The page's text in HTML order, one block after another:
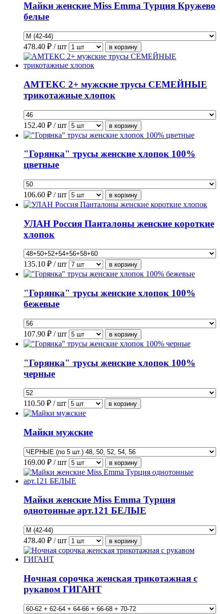
Майки женские Miss Emma Турция Кружево
белые
478.40 ₽ / шт
АМТЕКС 2+ мужские трусы СЕМЕЙНЫЕ
трикотажные хлопок
152.40 ₽ / шт
"Горянка" трусы женские хлопок 100%
цветные
106.60 ₽ / шт
УЛАН Россия Панталоны женские короткие
хлопок
135.10 ₽ / шт
"Горянка" трусы женские хлопок 100%
бежевые
107.90 ₽ / шт
"Горянка" трусы женские хлопок 100%
черные
110.50 ₽ / шт
Майки мужские
169.00 ₽ / шт
Майки женские Miss Emma Турция
однотонные арт.121 БЕЛЫЕ
478.40 ₽ / шт
Ночная сорочка женская трикотажная с
рукавом ГИГАНТ